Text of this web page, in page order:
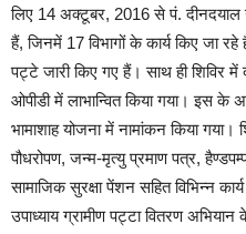
लिए 14 अक्टूबर, 2016 से पं. दीनदयाल
हैं, जिनमें 17 विभागों के कार्य किए जा
पट्टे जारी किए गए हैं। साथ ही शिविर
ओपीडी में लाभान्वित किया गया। इस के
भामाशाह योजना में नामांकन किया गया।
पौधरोपण, जन्म-मृत्यु प्रमाण पत्र,
सामाजिक सुरक्षा पेंशन सहित विभिन्न
उपाध्याय ग्रामीण पट्टा वितरण